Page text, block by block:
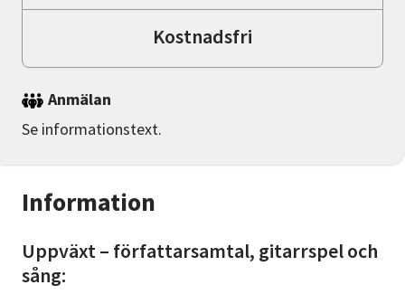
Information
Uppväxt – författarsamtal, gitarrspel och
sång:
Kostnadsfri
Anmälan
Se informationstext.